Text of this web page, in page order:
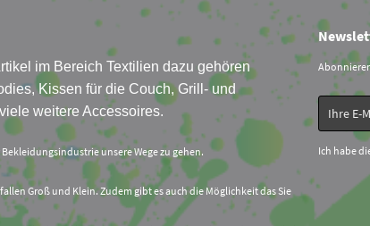
im Bereich Textilien dazu gehören
Kissen für die Couch, Grill- und
weitere Accessoires.
unsere Wege zu gehen.
Groß und Klein. Zudem gibt es auch die Möglichkeit das Sie
Ich habe